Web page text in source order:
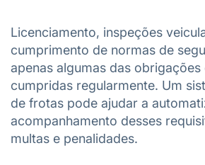
Licenciamento, inspeções
cumprimento de normas de
apenas algumas das obrigações
cumpridas regularmente. Um
de frotas pode ajudar a
acompanhamento desses
multas e penalidades.